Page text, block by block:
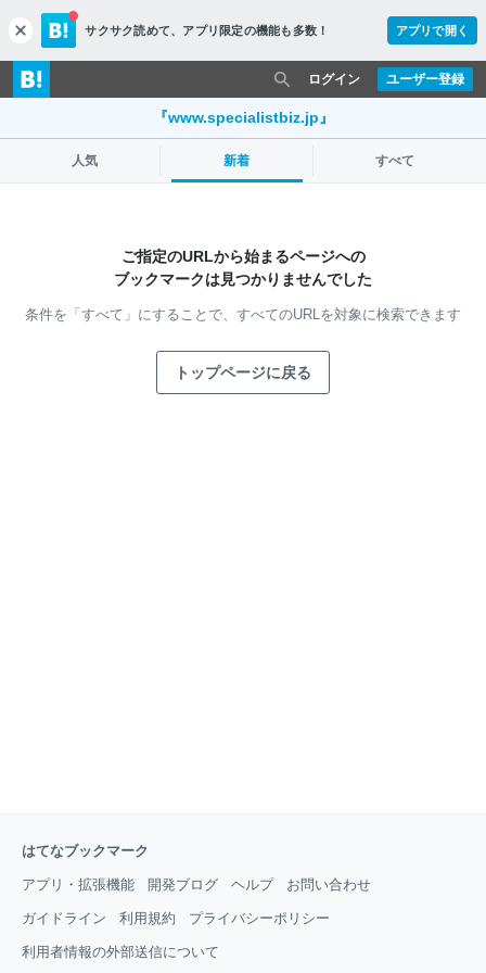
c
l
o
s
サクサク読めて、 アプリ限定の機能も多数！ アプリで開く
ユーザー登録
ログイン
『www.specialistbiz.jp』
人気 新着 すべて
ご指定のURLから始まるページへの
ブックマークは見つかりませんでした
条件を「すべて」にすることで、 すべてのURLを対象に検索できます
トップページに戻る
はてなブックマーク
アプリ・拡張機能 開発ブログ ヘルプ お問い合わせ
ガイドライン 利用規約 プライバシーポリシー
利用者情報の外部送信について